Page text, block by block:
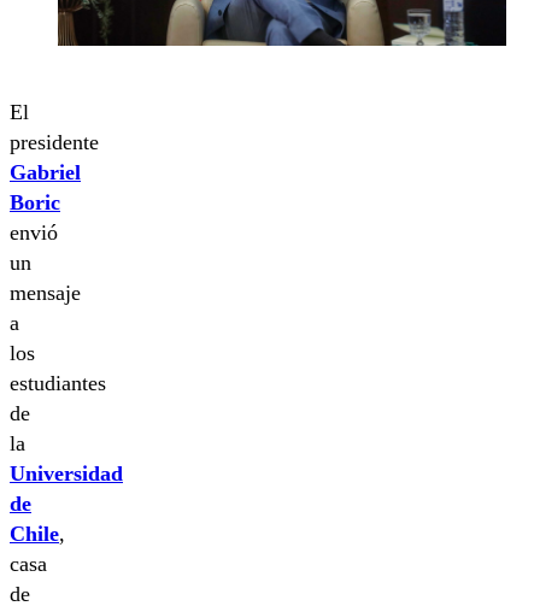
El
presidente
Gabriel
Boric
envió
un
mensaje
a
los
estudiantes
de
la
Universidad
de
Chile,
casa
de